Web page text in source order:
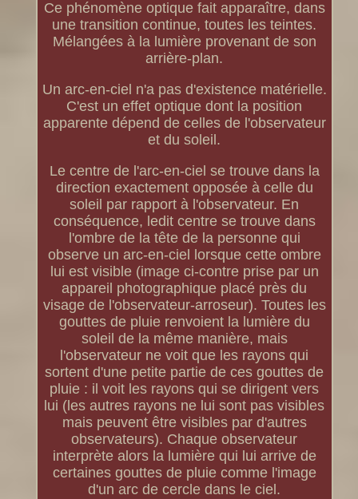
Ce phénomène optique fait apparaître, dans
une transition continue, toutes les teintes.
Mélangées à la lumière provenant de son
arrière-plan.
Un arc-en-ciel n'a pas d'existence matérielle.
C'est un effet optique dont la position
apparente dépend de celles de l'observateur
et du soleil.
Le centre de l'arc-en-ciel se trouve dans la
direction exactement opposée à celle du
soleil par rapport à l'observateur. En
conséquence, ledit centre se trouve dans
l'ombre de la tête de la personne qui
observe un arc-en-ciel lorsque cette ombre
lui est visible (image ci-contre prise par un
appareil photographique placé près du
visage de l'observateur-arroseur). Toutes les
gouttes de pluie renvoient la lumière du
soleil de la même manière, mais
l'observateur ne voit que les rayons qui
sortent d'une petite partie de ces gouttes de
pluie : il voit les rayons qui se dirigent vers
lui (les autres rayons ne lui sont pas visibles
mais peuvent être visibles par d'autres
observateurs). Chaque observateur
interprète alors la lumière qui lui arrive de
certaines gouttes de pluie comme l'image
d'un arc de cercle dans le ciel.